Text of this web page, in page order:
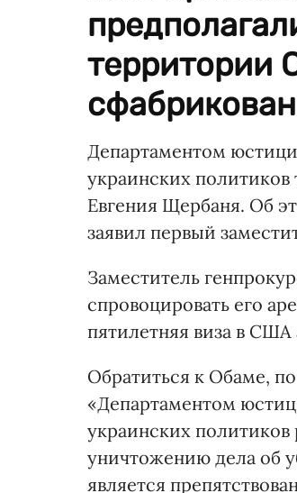
территории
Департаментом
украинских
Евгения Щербаня. Об
заявил первый
Заместитель
спровоцировать его
пятилетняя виза в
Обратиться к Обаме,
«Департаментом
украинских
уничтожению дела об
является